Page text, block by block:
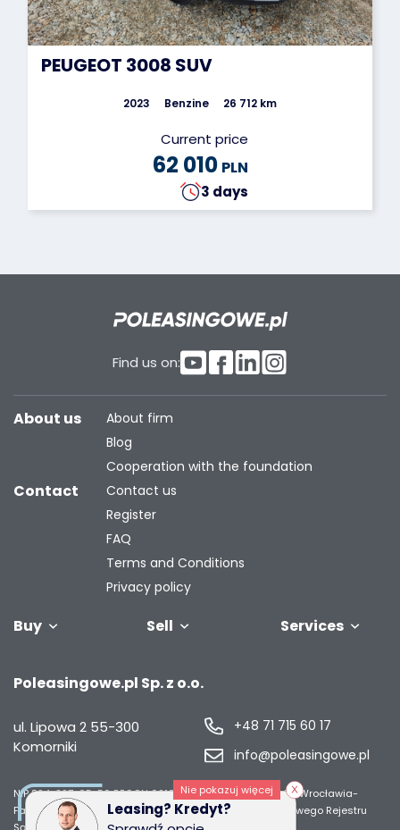
PEUGEOT 3008 SUV
2023 Benzine 26 712 km
Current price
62 010 PLN
3 days
Nie pokazuj więcej
Leasing? Kredyt?
Find us on:
Buy Sell
your fleet
Services
About us
About firm
Blog
Cooperation with the foundation
Contact
Contact us
Register
FAQ
Terms and Conditions
Privacy policy
Poleasingowe.pl Sp. z o.o.
ul. Lipowa 2 55-300
Komorniki
+48 71 715 60 17
info@poleasingowe.pl
NIP 894-297-65-50REGON 021014968Sąd Rejonowy dla Wrocławia-
Fabrycznej we Wrocławiu, IX Wydział Gospodarczy Krajowego Rejestru